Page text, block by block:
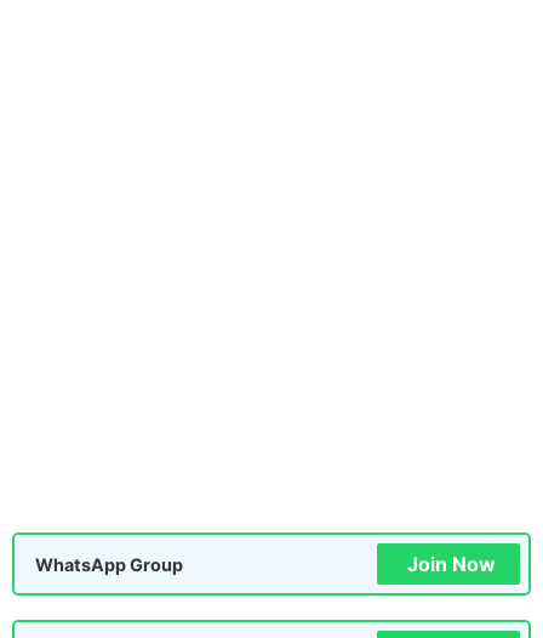
WhatsApp Group Join Now